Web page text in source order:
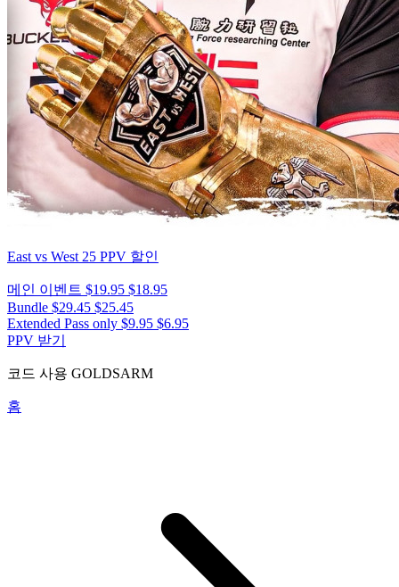
East vs West 25 PPV 할인
메인 이벤트 $19.95 $18.95
Bundle $29.45 $25.45
Extended Pass only $9.95 $6.95
PPV 받기
코드 사용 GOLDSARM
홈